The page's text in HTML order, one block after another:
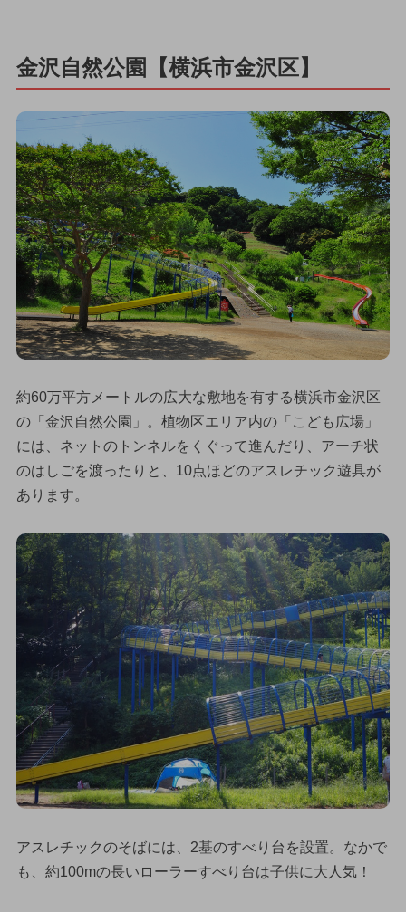
金沢自然公園【横浜市金沢区】
約60万平方メートルの広大な敷地を有する横浜市金沢区
の「金沢自然公園」。植物区エリア内の「こども広場」
には、ネットのトンネルをくぐって進んだり、アーチ状
のはしごを渡ったりと、10点ほどのアスレチック遊具が
あります。
アスレチックのそばには、2基のすべり台を設置。なかで
も、約100mの長いローラーすべり台は子供に大人気！